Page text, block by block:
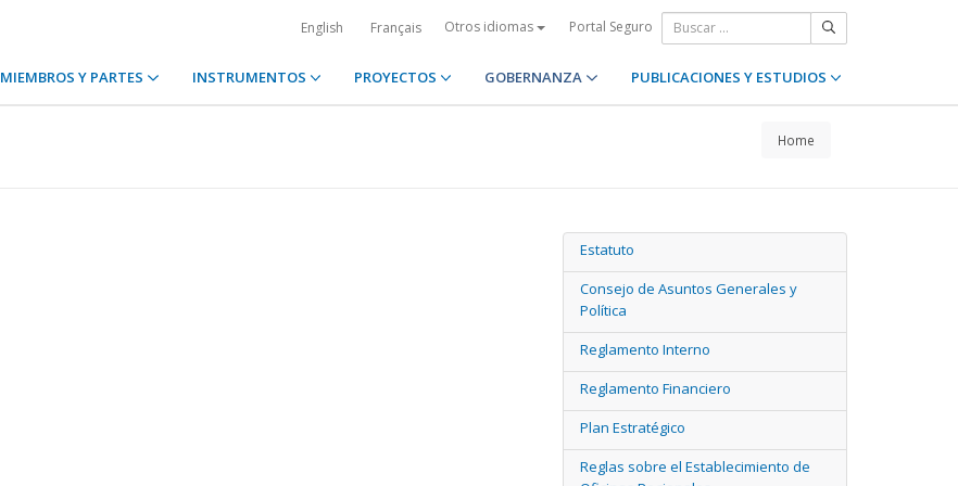
English Français Otros idiomas Portal Seguro
MIEMBROS Y PARTES INSTRUMENTOS PROYECTOS GOBERNANZA PUBLICACIONES Y ESTUDIOS
Home
Estatuto
Consejo de Asuntos Generales y
Política
Reglamento Interno
Reglamento Financiero
Plan Estratégico
Reglas sobre el Establecimiento de